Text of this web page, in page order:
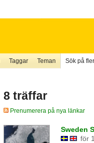
Taggar Teman Sök på
8 träffar
Prenumerera på nya länkar
Sweden
för